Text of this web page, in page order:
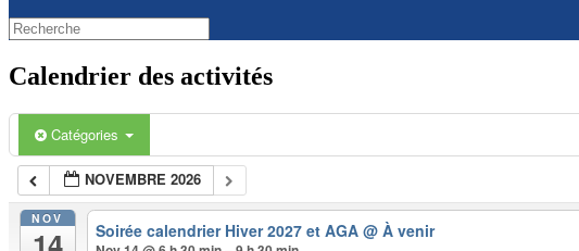
Calendrier des activités
Catégories
NOVEMBRE 2026
NOV
Soirée calendrier Hiver 2027 et AGA@ À venir